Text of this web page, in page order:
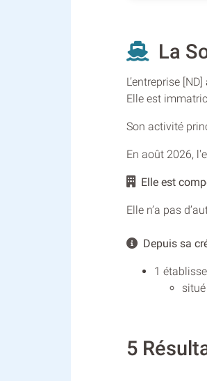
La
L’entreprise
Elle est
Son activité
En août 2026,
Elle est
Elle n’a pas
Depuis sa
1
5